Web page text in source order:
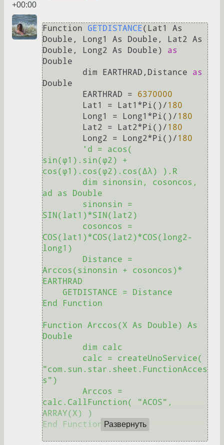
+00:00
Function GETDISTANCE( Lat1 As
Double, Long1 As Double, Lat2 As
Double, Long2 As Double) as
Double
	dim EARTHRAD,Distance
as
Double
	EARTHRAD
= 6370000
	Lat1 = Lat1*Pi()/
180
	Long1 = Long1*Pi()/
180
	Lat2 = Lat2*Pi()/
180
	Long2 = Long2*Pi()/
180
'd = acos(
sin(φ1).sin(φ2) +
cos(φ1).cos(φ2).cos(Δλ) ).R
ad as Double
SIN(lat1)*SIN(lat2)
COS(lat1)*COS(lat2)*COS(long2-
long1)
Arccos(sinonsin + cosoncos)*
EARTHRAD
End Function
Function Arccos(X As Double) As
Double
"com.sun.star.sheet.FunctionAcces
s")
calc.CallFunction( "ACOS",
ARRAY(X) )
End Function Развернуть